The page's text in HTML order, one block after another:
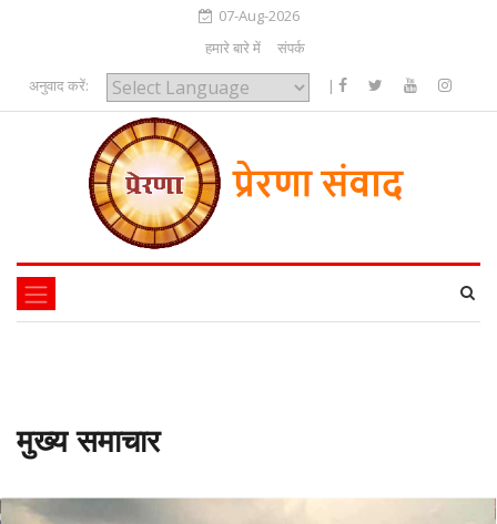
07-Aug-2026
हमारे बारे में
संपर्क
अनुवाद करें:
Powered by
|
मुख्य समाचार